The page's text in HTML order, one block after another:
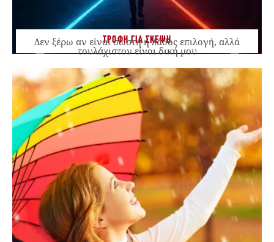
ΤΡΟΦΗ ΓΙΑ ΣΚΕΨΗ
Δεν ξέρω αν είναι σωστή ή λάθος επιλογή, αλλά
τουλάχιστον είναι δική μου